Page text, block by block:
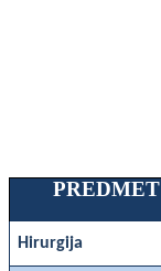
PREDMET
Hirurgija